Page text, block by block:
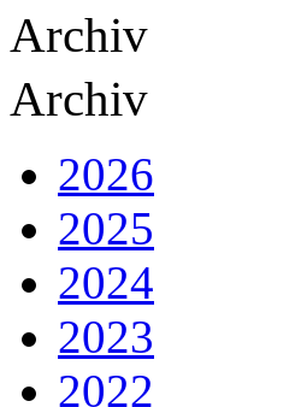
Archiv
Archiv
2026
2025
2024
2023
2022